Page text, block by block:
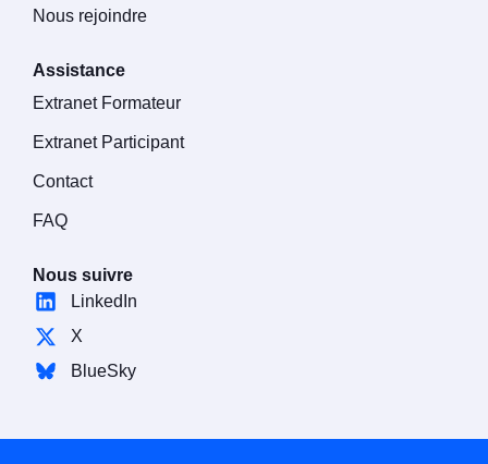
Nous rejoindre
Assistance
Extranet Formateur
Extranet Participant
Contact
FAQ
Nous suivre
LinkedIn
X
BlueSky